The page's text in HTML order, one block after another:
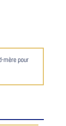
mère pour